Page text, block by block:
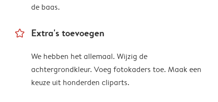
de baas.
star_outline Extra's toevoegen
We hebben het allemaal. Wijzig de
achtergrondkleur. Voeg fotokaders toe. Maak een
keuze uit honderden cliparts.